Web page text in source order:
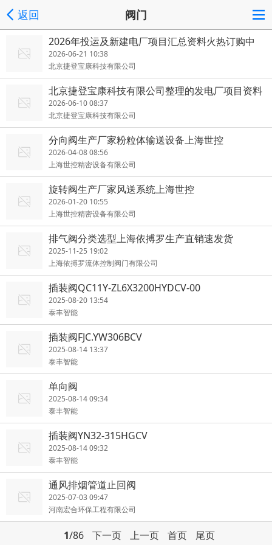
返回 阀门
2026年投运及新建电厂项目汇总资料火热订购中
温总
2026-06-21 10:38
北京捷登宝康科技有限公司
北京捷登宝康科技有限公司整理的发电厂项目资料
准确率高
2026-06-10 08:37
北京捷登宝康科技有限公司
分向阀生产厂家粉粒体输送设备上海世控
2026-04-08 08:56
上海世控精密设备有限公司
旋转阀生产厂家风送系统上海世控
2026-01-20 10:55
上海世控精密设备有限公司
排气阀分类选型上海依搏罗生产直销速发货
2025-11-25 19:02
上海依搏罗流体控制阀门有限公司
插装阀QC11Y-ZL6X3200HYDCV-00
2025-08-20 13:54
泰丰智能
插装阀FJC.YW306BCV
2025-08-14 13:37
泰丰智能
单向阀
2025-08-14 09:34
泰丰智能
插装阀YN32-315HGCV
2025-08-14 09:32
泰丰智能
通风排烟管道止回阀
2025-07-03 09:47
河南宏合环保工程有限公司
1/86 下一页 上一页 首页 尾页